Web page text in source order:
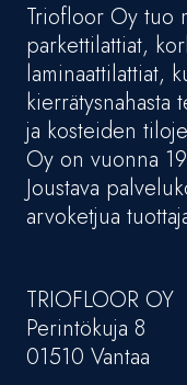
Triofloor Oy tuo
parkettilattiat,
laminaattilattiat,
kierrätysnahasta
ja kosteiden
Oy on vuonna
Joustava
arvoketjua
TRIOFLOOR OY
Perintökuja 8
01510 Vantaa